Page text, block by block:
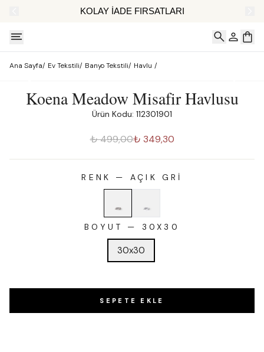
KOLAY İADE FIRSATLARI
Ana Sayfa/ Ev Tekstili/ Banyo Tekstili/ Havlu /
Koena Meadow Misafir Havlusu
Ürün Kodu: 112301901
₺ 499,00₺ 349,30
RENK — AÇIK GRI
BOYUT — 30X30
30x30
SEPETE EKLE